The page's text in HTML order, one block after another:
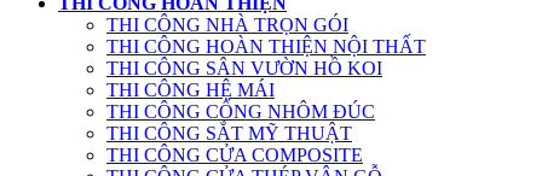
THI CÔNG NHÀ TRỌN GÓI
THI CÔNG HOÀN THIỆN NỘI THẤT
THI CÔNG SÂN VƯỜN HỒ KOI
THI CÔNG HỆ MÁI
THI CÔNG CỔNG NHÔM ĐÚC
THI CÔNG SẮT MỸ THUẬT
THI CÔNG CỬA COMPOSITE